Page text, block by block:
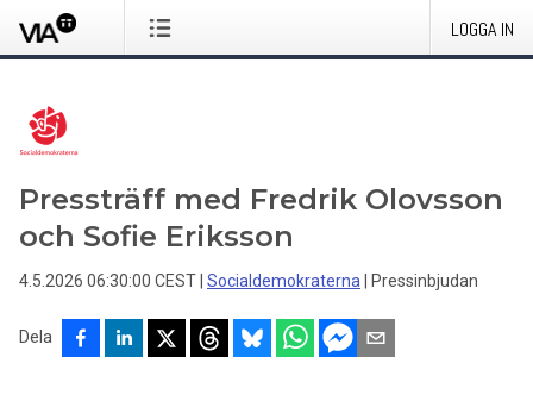
LOGGA IN
Pressträff med Fredrik Olovsson
och Sofie Eriksson
4.5.2026 06:30:00 CEST Socialdemokraterna Pressinbjudan
Dela